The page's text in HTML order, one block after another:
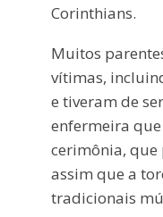
Corinthians.
Muitos
vítimas,
e tiveram de
enfermeira
cerimônia, que
assim que a
tradicionais